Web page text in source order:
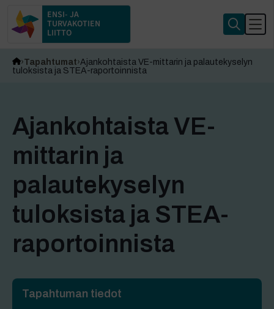
ENSI- JA
TURVAKOTIEN
LIITTO
Tapahtumat Ajankohtaista VE-mittarin ja palautekyselyn
tuloksista ja STEA-raportoinnista
Ajankohtaista VE-
mittarin ja
palautekyselyn
tuloksista ja STEA-
raportoinnista
Tapahtuman tiedot